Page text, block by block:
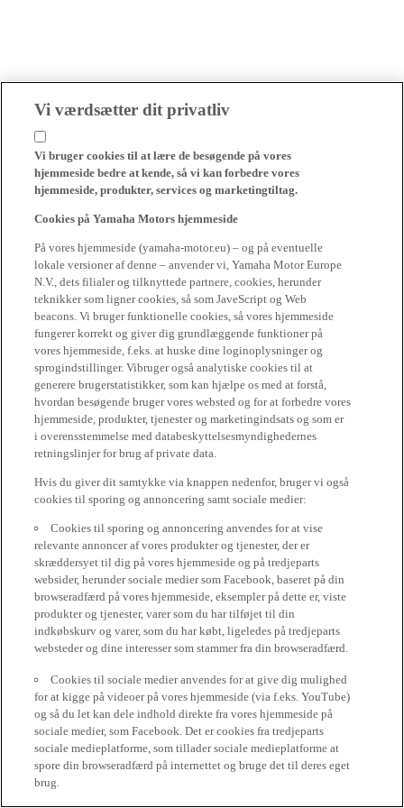
Vi værdsætter dit privatliv
Vi bruger cookies til at lære de besøgende på vores
hjemmeside bedre at kende, så vi kan forbedre vores
hjemmeside, produkter, services og marketingtiltag.
Cookies på Yamaha Motors hjemmeside
På vores hjemmeside (yamaha-motor.eu) – og på eventuelle
lokale versioner af denne – anvender vi, Yamaha Motor Europe
N.V., dets filialer og tilknyttede partnere, cookies, herunder
teknikker som ligner cookies, så som JaveScript og Web
beacons. Vi bruger funktionelle cookies, så vores hjemmeside
fungerer korrekt og giver dig grundlæggende funktioner på
vores hjemmeside, f.eks. at huske dine loginoplysninger og
sprogindstillinger. Vibruger også analytiske cookies til at
generere brugerstatistikker, som kan hjælpe os med at forstå,
hvordan besøgende bruger vores websted og for at forbedre vores
hjemmeside, produkter, tjenester og marketingindsats og som er
i overensstemmelse med databeskyttelsesmyndighedernes
retningslinjer for brug af private data.
Hvis du giver dit samtykke via knappen nedenfor, bruger vi også
cookies til sporing og annoncering samt sociale medier:
Cookies til sporing og annoncering anvendes for at vise
relevante annoncer af vores produkter og tjenester, der er
skræddersyet til dig på vores hjemmeside og på tredjeparts
websider, herunder sociale medier som Facebook, baseret på din
browseradfærd på vores hjemmeside, eksempler på dette er, viste
produkter og tjenester, varer som du har tilføjet til din
indkøbskurv og varer, som du har købt, ligeledes på tredjeparts
websteder og dine interesser som stammer fra din browseradfærd.
Cookies til sociale medier anvendes for at give dig mulighed
for at kigge på videoer på vores hjemmeside (via f.eks. YouTube)
og så du let kan dele indhold direkte fra vores hjemmeside på
sociale medier, som Facebook. Det er cookies fra tredjeparts
sociale medieplatforme, som tillader sociale medieplatforme at
spore din browseradfærd på internettet og bruge det til deres eget
brug.